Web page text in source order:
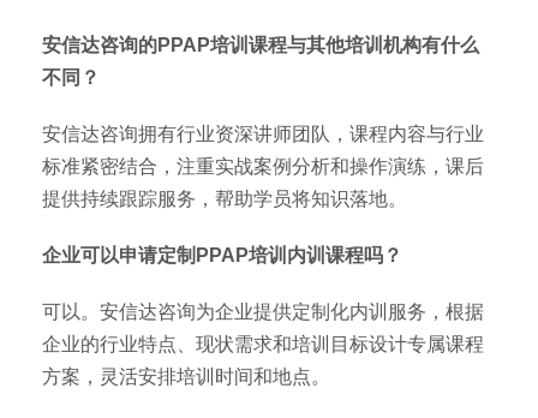
安信达咨询的PPAP培训课程与其他培训机构有什么
不同？
安信达咨询拥有行业资深讲师团队，课程内容与行业
标准紧密结合，注重实战案例分析和操作演练，课后
提供持续跟踪服务，帮助学员将知识落地。
企业可以申请定制PPAP培训内训课程吗？
可以。安信达咨询为企业提供定制化内训服务，根据
企业的行业特点、现状需求和培训目标设计专属课程
方案，灵活安排培训时间和地点。